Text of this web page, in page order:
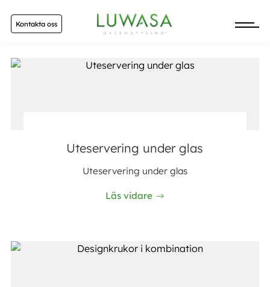
Kontakta oss
Uteservering under glas
Uteservering under glas
Läs vidare